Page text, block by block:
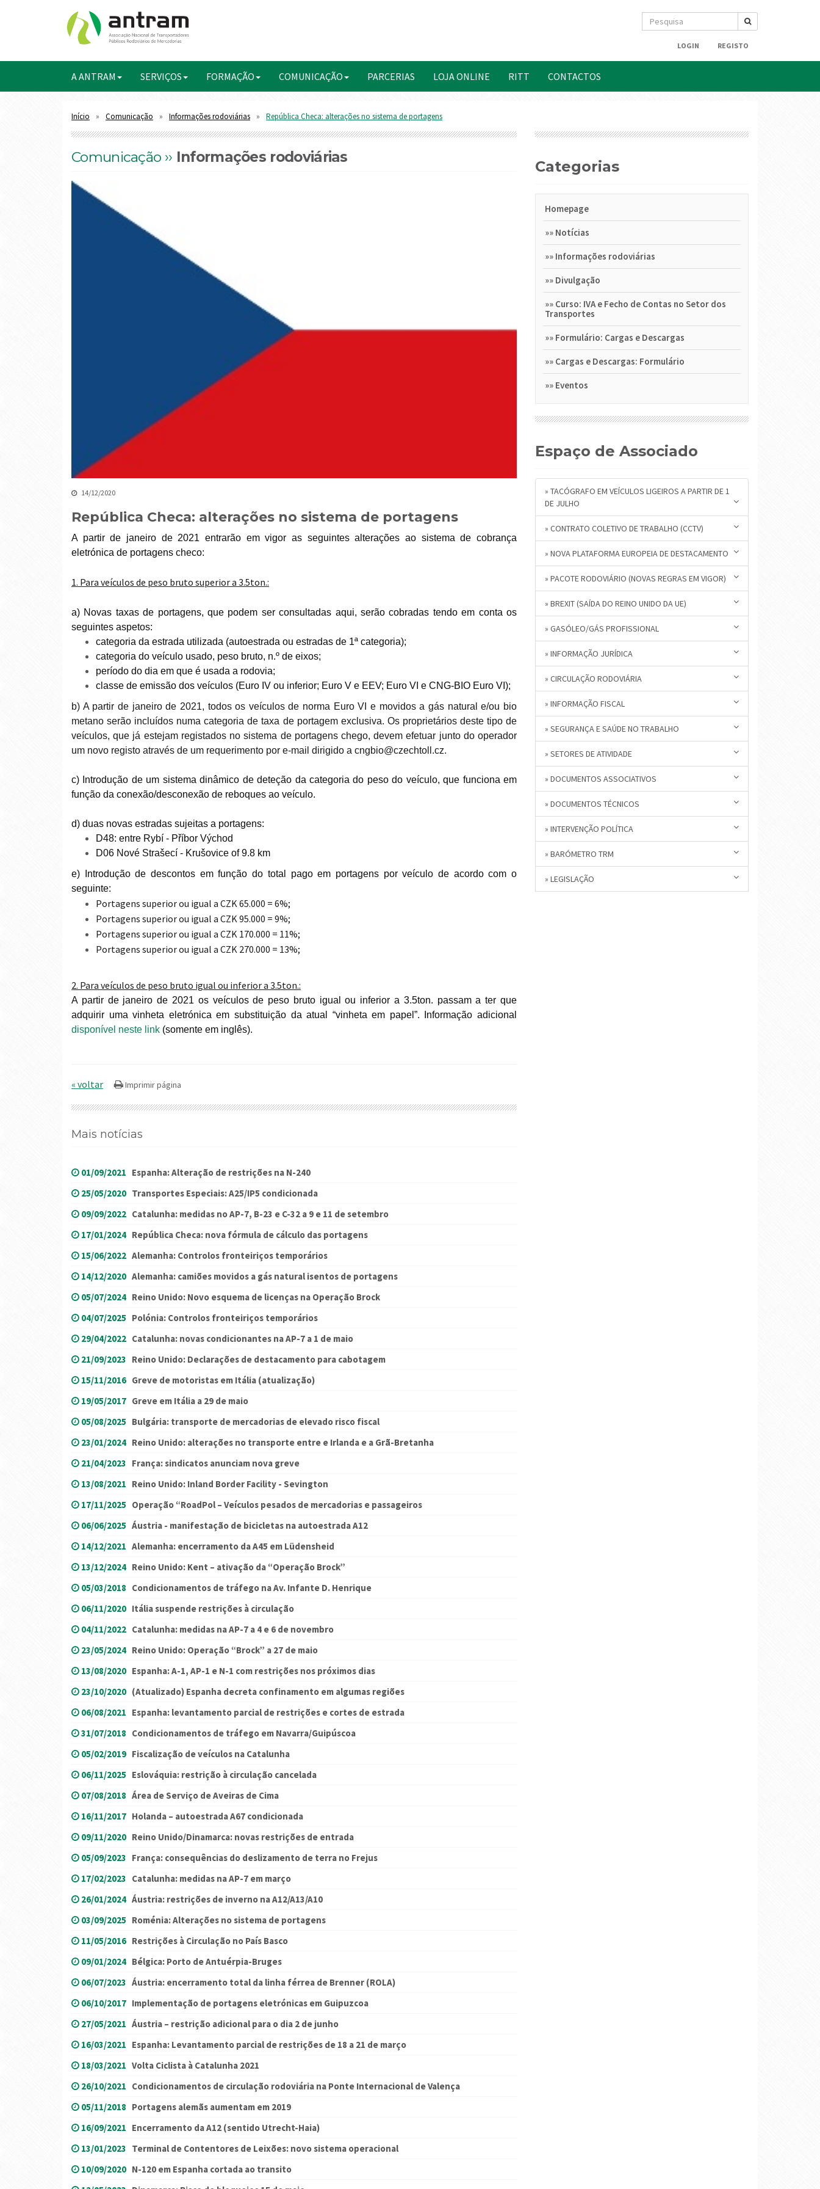
LOGIN REGISTO
A ANTRAM SERVIÇOS FORMAÇÃO COMUNICAÇÃO PARCERIAS LOJA ONLINE RITT CONTACTOS
Início Comunicação Informações rodoviárias República Checa: alterações no sistema de portagens
Comunicação ›› Informações rodoviárias
14/12/2020
República Checa: alterações no sistema de portagens
A partir de janeiro de 2021 entrarão em vigor as seguintes alterações ao sistema de cobrança
eletrónica de portagens checo:
1. Para veículos de peso bruto superior a 3.5ton.:
a) Novas taxas de portagens, que podem serconsultadas aqui, serão cobradas tendo em conta os
seguintes aspetos:
categoria da estrada utilizada (autoestrada ou estradas de 1ª categoria);
categoria do veículo usado, peso bruto, n.º de eixos;
período do dia em que é usada a rodovia;
classe de emissão dos veículos (Euro IV ou inferior; Euro V e EEV; Euro VI e CNG-BIO Euro VI);
b) A partir de janeiro de 2021, todos os veículos de norma Euro VI e movidos a gás natural e/ou bio
metano serão incluídos numa categoria de taxa de portagem exclusiva. Os proprietários deste tipo de
veículos, que já estejam registados no sistema de portagens chego, devem efetuar junto do operador
um novo registo através de um requerimento por e-mail dirigido a cngbio@czechtoll.cz.
c) Introdução de um sistema dinâmico de deteção da categoria do peso do veículo, que funciona em
função da conexão/desconexão de reboques ao veículo.
d) duas novas estradas sujeitas a portagens:
D48: entre Rybí - Příbor Východ
D06 Nové Strašecí - Krušovice of 9.8 km
e) Introdução de descontos em função do total pago em portagens por veículo de acordo com o
seguinte:
Portagens superior ou igual a CZK 65.000 = 6%;
Portagens superior ou igual a CZK 95.000 = 9%;
Portagens superior ou igual a CZK 170.000 = 11%;
Portagens superior ou igual a CZK 270.000 = 13%;
2. Para veículos de peso bruto igual ou inferior a 3.5ton.:
A partir de janeiro de 2021 os veículos de peso bruto igual ou inferior a 3.5ton. passam a ter que
adquirir uma vinheta eletrónica em substituição da atual “vinheta em papel”. Informação adicional
disponível neste link (somente em inglês).
« voltar
Mais notícias
01/09/2021 Espanha: Alteração de restrições na N-240
25/05/2020 Transportes Especiais: A25/IP5 condicionada
09/09/2022 Catalunha: medidas no AP-7, B-23 e C-32 a 9 e 11 de setembro
17/01/2024 República Checa: nova fórmula de cálculo das portagens
15/06/2022 Alemanha: Controlos fronteiriços temporários
14/12/2020 Alemanha: camiões movidos a gás natural isentos de portagens
05/07/2024 Reino Unido: Novo esquema de licenças na Operação Brock
04/07/2025 Polónia: Controlos fronteiriços temporários
29/04/2022 Catalunha: novas condicionantes na AP-7 a 1 de maio
21/09/2023 Reino Unido: Declarações de destacamento para cabotagem
15/11/2016 Greve de motoristas em Itália (atualização)
19/05/2017 Greve em Itália a 29 de maio
05/08/2025 Bulgária: transporte de mercadorias de elevado risco fiscal
23/01/2024 Reino Unido: alterações no transporte entre e Irlanda e a Grã-Bretanha
21/04/2023 França: sindicatos anunciam nova greve
13/08/2021 Reino Unido: Inland Border Facility - Sevington
17/11/2025 Operação “RoadPol – Veículos pesados de mercadorias e passageiros
06/06/2025 Áustria - manifestação de bicicletas na autoestrada A12
14/12/2021 Alemanha: encerramento da A45 em Lüdensheid
13/12/2024 Reino Unido: Kent – ativação da “Operação Brock”
05/03/2018 Condicionamentos de tráfego na Av. Infante D. Henrique
06/11/2020 Itália suspende restrições à circulação
04/11/2022 Catalunha: medidas na AP-7 a 4 e 6 de novembro
23/05/2024 Reino Unido: Operação “Brock” a 27 de maio
13/08/2020 Espanha: A-1, AP-1 e N-1 com restrições nos próximos dias
23/10/2020 (Atualizado) Espanha decreta confinamento em algumas regiões
06/08/2021 Espanha: levantamento parcial de restrições e cortes de estrada
31/07/2018 Condicionamentos de tráfego em Navarra/Guipúscoa
05/02/2019 Fiscalização de veículos na Catalunha
06/11/2025 Eslováquia: restrição à circulação cancelada
07/08/2018 Área de Serviço de Aveiras de Cima
16/11/2017 Holanda – autoestrada A67 condicionada
09/11/2020 Reino Unido/Dinamarca: novas restrições de entrada
05/09/2023 França: consequências do deslizamento de terra no Frejus
17/02/2023 Catalunha: medidas na AP-7 em março
26/01/2024 Áustria: restrições de inverno na A12/A13/A10
03/09/2025 Roménia: Alterações no sistema de portagens
11/05/2016 Restrições à Circulação no País Basco
09/01/2024 Bélgica: Porto de Antuérpia-Bruges
06/07/2023 Áustria: encerramento total da linha férrea de Brenner (ROLA)
06/10/2017 Implementação de portagens eletrónicas em Guipuzcoa
27/05/2021 Áustria – restrição adicional para o dia 2 de junho
16/03/2021 Espanha: Levantamento parcial de restrições de 18 a 21 de março
18/03/2021 Volta Ciclista à Catalunha 2021
26/10/2021 Condicionamentos de circulação rodoviária na Ponte Internacional de Valença
05/11/2018 Portagens alemãs aumentam em 2019
16/09/2021 Encerramento da A12 (sentido Utrecht-Haia)
13/01/2023 Terminal de Contentores de Leixões: novo sistema operacional
10/09/2020 N-120 em Espanha cortada ao transito
Categorias
Homepage
»» Notícias
»» Informações rodoviárias
»» Divulgação
»» Curso: IVA e Fecho de Contas no Setor dos
Transportes
»» Formulário: Cargas e Descargas
»» Cargas e Descargas: Formulário
»» Eventos
Espaço de Associado
» TACÓGRAFO EM VEÍCULOS LIGEIROS A PARTIR DE 1
DE JULHO
» CONTRATO COLETIVO DE TRABALHO (CCTV)
» NOVA PLATAFORMA EUROPEIA DE DESTACAMENTO
» PACOTE RODOVIÁRIO (NOVAS REGRAS EM VIGOR)
» BREXIT (SAÍDA DO REINO UNIDO DA UE)
» GASÓLEO/GÁS PROFISSIONAL
» INFORMAÇÃO JURÍDICA
» CIRCULAÇÃO RODOVIÁRIA
» INFORMAÇÃO FISCAL
» SEGURANÇA E SAÚDE NO TRABALHO
» SETORES DE ATIVIDADE
» DOCUMENTOS ASSOCIATIVOS
» DOCUMENTOS TÉCNICOS
» INTERVENÇÃO POLÍTICA
» BARÓMETRO TRM
» LEGISLAÇÃO